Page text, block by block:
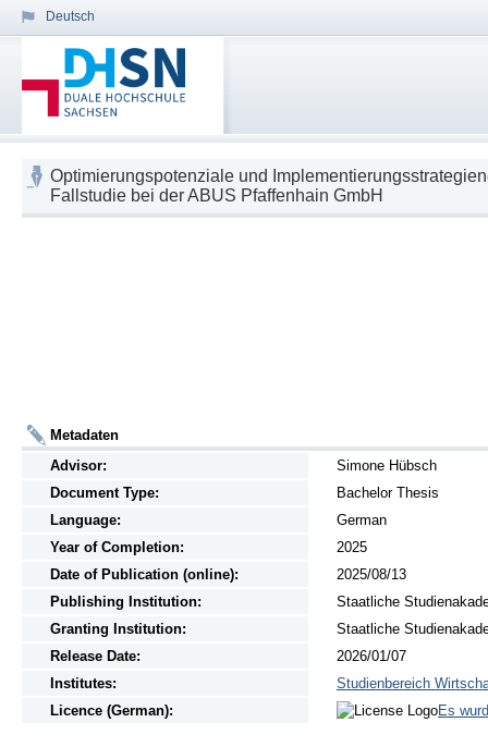
Deutsch
Optimierungspotenziale und
Fallstudie bei der ABUS Pfaffenhain GmbH
Metadaten
Advisor:
Simone Hübsch
Document Type:
Bachelor Thesis
Language:
German
Year of Completion:
2025
Date of Publication (online):
2025/08/13
Publishing Institution:
Staatliche
Granting Institution:
Staatliche
Release Date:
2026/01/07
Institutes:
Studienbereich
Licence (German):
Es